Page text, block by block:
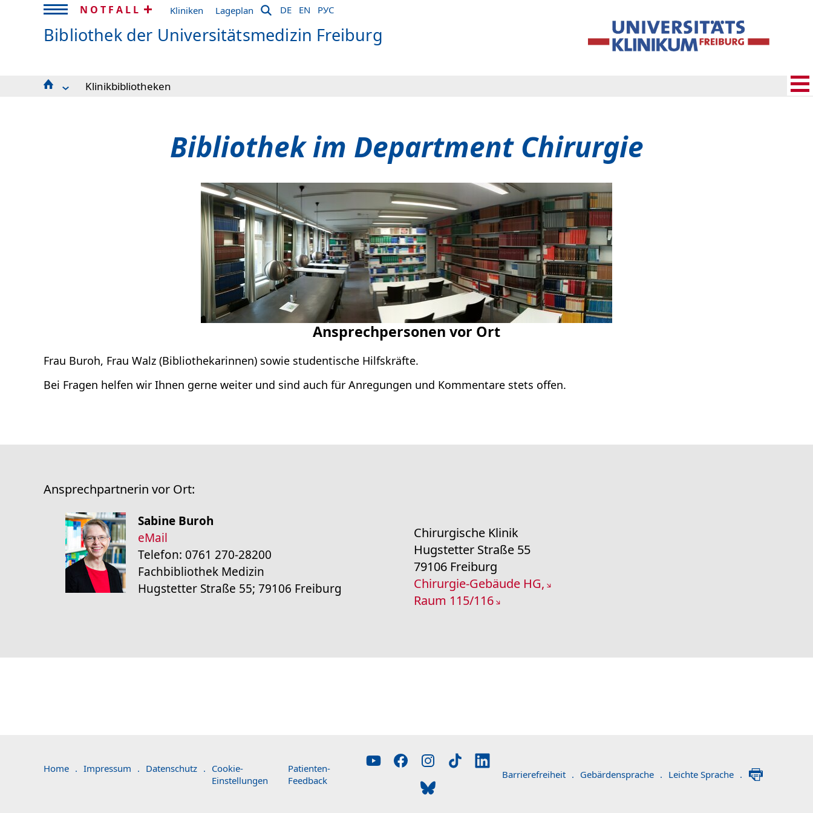
NOTFALL Kliniken Lageplan DE EN РУС
Bibliothek der Universitätsmedizin Freiburg
Klinikbibliotheken
Bibliothek im Department Chirurgie
Ansprechpersonen vor Ort
Frau Buroh, Frau Walz (Bibliothekarinnen) sowie studentische Hilfskräfte.
Bei Fragen helfen wir Ihnen gerne weiter und sind auch für Anregungen und Kommentare stets offen.
Ansprechpartnerin vor Ort:
Sabine Buroh
eMail
Telefon: 0761 270-28200
Fachbibliothek Medizin
Hugstetter Straße 55; 79106 Freiburg
Chirurgische Klinik
Hugstetter Straße 55
79106 Freiburg
Chirurgie-Gebäude HG,
Raum 115/116
Home . Impressum . Datenschutz . Cookie-
Einstellungen
Patienten-
Feedback
Barrierefreiheit . Gebärdensprache . Leichte Sprache .